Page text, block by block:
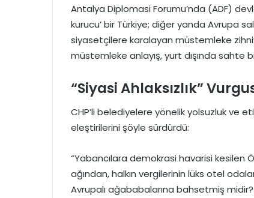
Antalya Diplomasi Forumu’nda (ADF)
kurucu’ bir Türkiye; diğer yanda Avrupa
siyasetçilere karalayan müstemleke
müstemleke anlayış, yurt dışında sahte
“Siyasi Ahlaksızlık”
CHP’li belediyelere yönelik yolsuzluk ve
eleştirilerini şöyle sürdürdü:
“Yabancılara demokrasi havarisi kesilen
ağından, halkın vergilerinin lüks otel
Avrupalı ağababalarına bahsetmiş